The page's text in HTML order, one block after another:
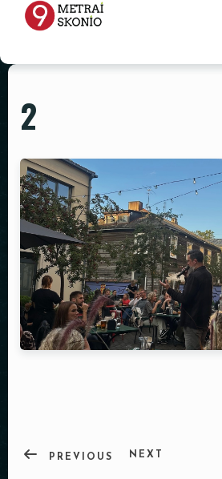
PAGRINDINIS
RENGINIŲ ERDVĖ
MAISTAS ŠVENTĖMS
MAITINIMAS VIETOJE
PARUOŠTAS MAISTAS ŠVENTĖMS
GALERIJA
KONTAKTAI
REKVIZITŲ NUOMA
STALAI
KĖDĖS
STALTIESĖS
VAZOS
ŽVAKIDĖS
2
PREVIOUS NEXT